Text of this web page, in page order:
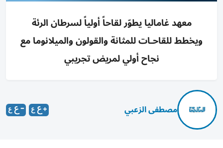
معهد غاماليا يطوّر لقاحاً أولياً لسرطان الرئة
ويخطط للقاحـات للمثانة والقولون والميلانوما مع
نجاح أولي لمريض تجريبي
مصطفى الزعبي